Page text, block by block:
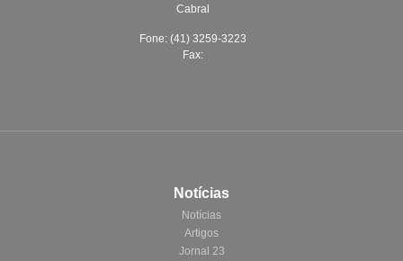
Cabral
Fone: (41) 3259-3223
Fax:
Notícias
Notícias
Artigos
Jornal 23